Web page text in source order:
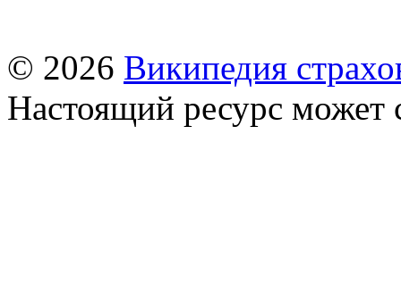
© 2026 Википедия
Настоящий ресурс может